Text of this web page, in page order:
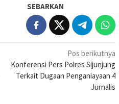
SEBARKAN
Pos berikutnya
Konferensi Pers Polres Sijunjung
Terkait Dugaan Penganiayaan 4
Jurnalis